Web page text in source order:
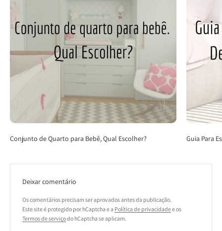
Conjunto de Quarto para Bebê, Qual Escolher? Guia Para
Deixar comentário
Os comentários precisam ser aprovados antes da publicação.
Este site é protegido por hCaptcha e a Política de privacidadee os
Termos de serviçodo hCaptcha se aplicam.